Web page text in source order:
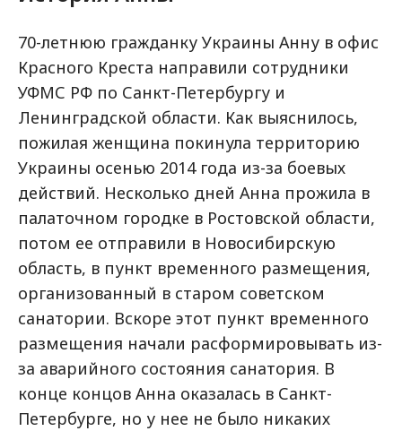
70-летнюю гражданку Украины Анну в офис
Красного Креста направили сотрудники
УФМС РФ по Санкт-Петербургу и
Ленинградской области. Как выяснилось,
пожилая женщина покинула территорию
Украины осенью 2014 года из-за боевых
действий. Несколько дней Анна прожила в
палаточном городке в Ростовской области,
потом ее отправили в Новосибирскую
область, в пункт временного размещения,
организованный в старом советском
санатории. Вскоре этот пункт временного
размещения начали расформировывать из-
за аварийного состояния санатория. В
конце концов Анна оказалась в Санкт-
Петербурге, но у нее не было никаких